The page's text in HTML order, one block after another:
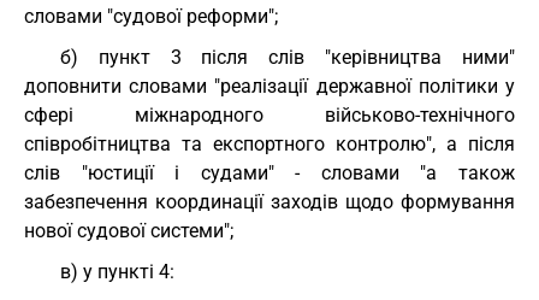
словами "судової реформи";
б) пункт 3 після слів "керівництва ними"
доповнити словами "реалізації державної політики у
сфері міжнародного військово-технічного
співробітництва та експортного контролю", а після
слів "юстиції і судами" - словами "а також
забезпечення координації заходів щодо формування
нової судової системи";
в) у пункті 4: